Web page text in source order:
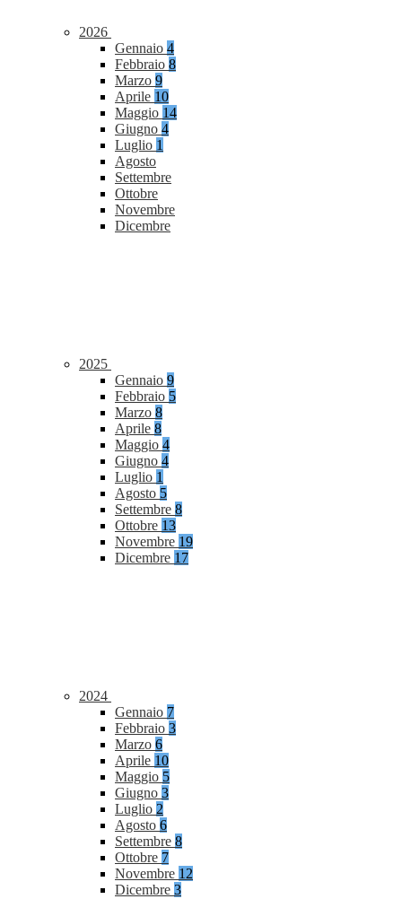
2026
Gennaio 4
Febbraio 8
Marzo 9
Aprile 10
Maggio 14
Giugno 4
Luglio 1
Agosto
Settembre
Ottobre
Novembre
Dicembre
2025
Gennaio 9
Febbraio 5
Marzo 8
Aprile 8
Maggio 4
Giugno 4
Luglio 1
Agosto 5
Settembre 8
Ottobre 13
Novembre 19
Dicembre 17
2024
Gennaio 7
Febbraio 3
Marzo 6
Aprile 10
Maggio 5
Giugno 3
Luglio 2
Agosto 6
Settembre 8
Ottobre 7
Novembre 12
Dicembre 3